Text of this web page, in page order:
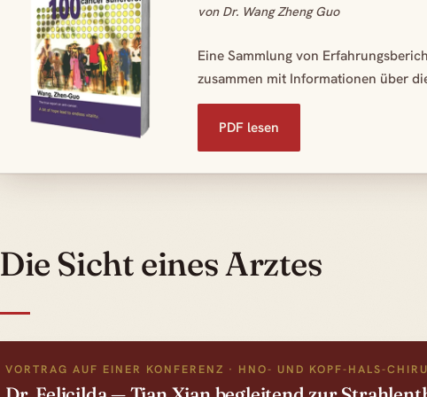
von Dr. Wang Zheng Guo
Eine Sammlung von
zusammen mit Informationen über
PDF lesen
Die Sicht eines Arztes
VORTRAG AUF EINER KONFERENZ · HNO- UND KOPF-HALS-